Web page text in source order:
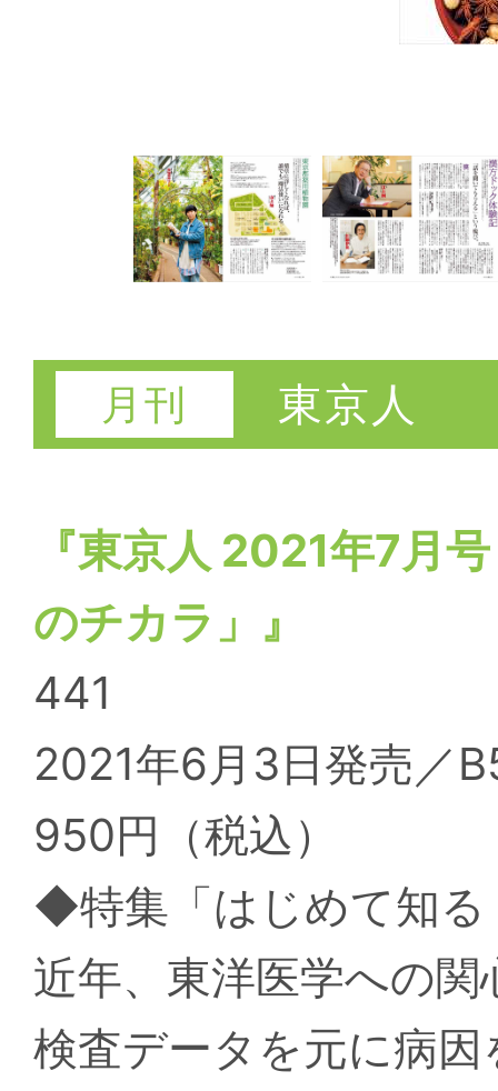
東京人
『東京人 2021年7月
のチカラ」』
441
2021年6月3日発売／
950円（税込）
◆特集「はじめて知
近年、東洋医学への
検査データを元に病